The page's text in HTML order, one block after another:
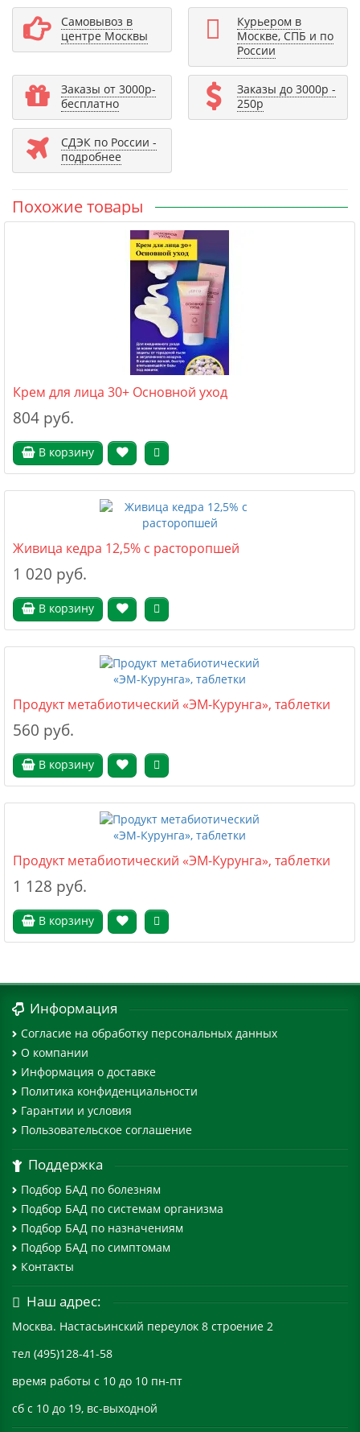
Самовывоз в
центре Москвы
Курьером в
Москве, СПБ и по
России
Заказы от 3000р-
бесплатно
Заказы до 3000р -
250р
СДЭК по России -
подробнее
Похожие товары
Крем для лица 30+ Основной уход
804 руб.
В корзину
Живица кедра 12,5% с расторопшей
1 020 руб.
В корзину
Продукт метабиотический «ЭМ-Курунга», таблетки
560 руб.
В корзину
Продукт метабиотический «ЭМ-Курунга», таблетки
1 128 руб.
В корзину
Информация
Согласие на обработку персональных данных
О компании
Информация о доставке
Политика конфиденциальности
Гарантии и условия
Пользовательское соглашение
Поддержка
Подбор БАД по болезням
Подбор БАД по системам организма
Подбор БАД по назначениям
Подбор БАД по симптомам
Контакты
Наш адрес:
Москва. Настасьинский переулок 8 строение 2
тел (495)128-41-58
время работы с 10 до 10 пн-пт
сб с 10 до 19, вс-выходной